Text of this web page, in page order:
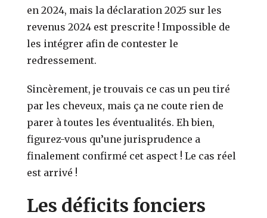
en 2024, mais la déclaration 2025 sur les
revenus 2024 est prescrite ! Impossible de
les intégrer afin de contester le
redressement.
Sincèrement, je trouvais ce cas un peu tiré
par les cheveux, mais ça ne coute rien de
parer à toutes les éventualités. Eh bien,
figurez-vous qu’une jurisprudence a
finalement confirmé cet aspect ! Le cas réel
est arrivé !
Les déficits fonciers